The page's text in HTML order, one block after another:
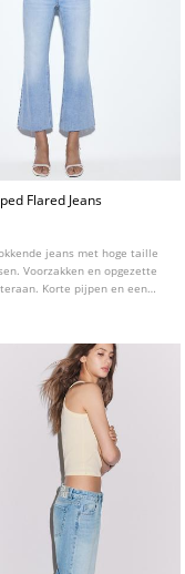
Flared Jeans
jeans met hoge taille
Voorzakken en opgezette
Korte pijpen en een
kleuren.